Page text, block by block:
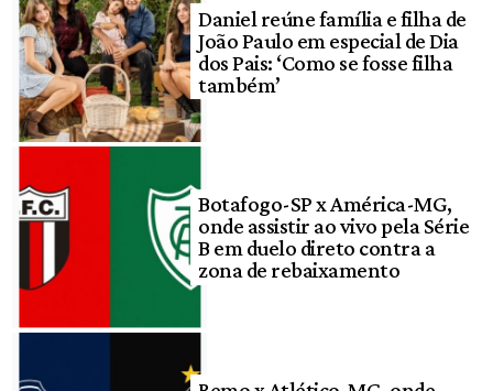
Daniel reúne família e filha de
João Paulo em especial de Dia
dos Pais: ‘Como se fosse filha
também’
Botafogo-SP x América-MG,
onde assistir ao vivo pela Série
B em duelo direto contra a
zona de rebaixamento